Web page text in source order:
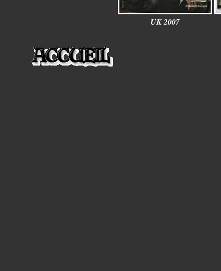
UK 2007